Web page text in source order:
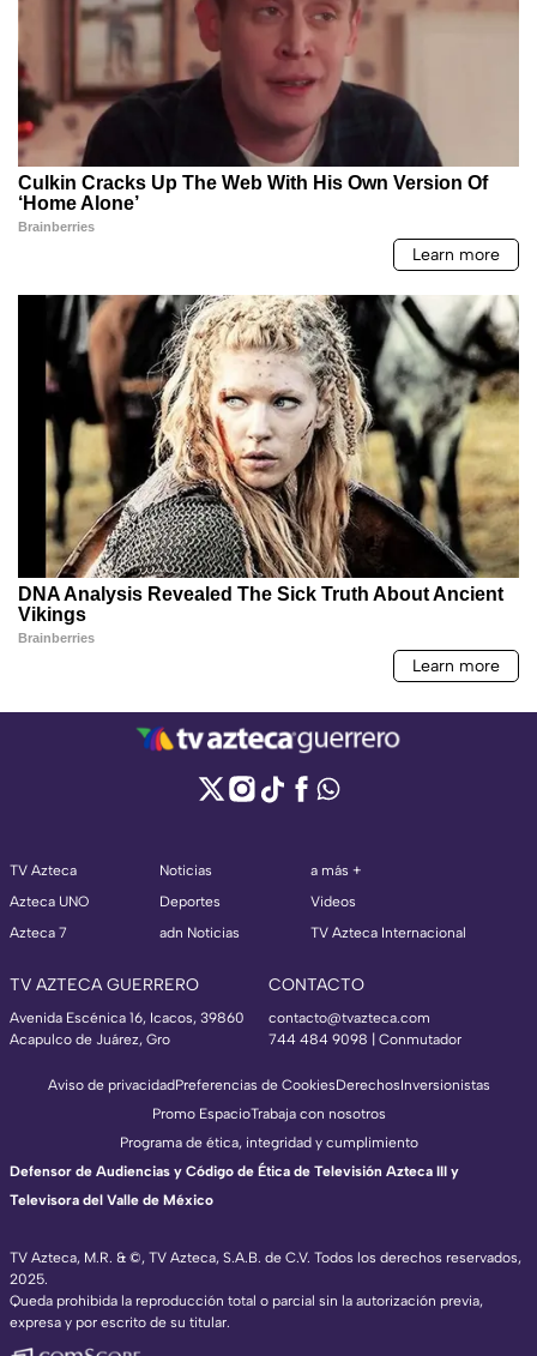
TV Azteca
Azteca UNO
Azteca 7
Noticias
Deportes
adn Noticias
a más +
Videos
TV Azteca Internacional
TV AZTECA GUERRERO
Avenida Escénica 16, Icacos, 39860
Acapulco de Juárez, Gro
CONTACTO
contacto@tvazteca.com
744 484 9098 | Conmutador
TV Azteca, M.R. & ©, TV Azteca, S.A.B. de C.V. Todos los derechos reservados,
2025.
Queda prohibida la reproducción total o parcial sin la autorización previa,
expresa y por escrito de su titular.
Aviso de privacidadPreferencias de CookiesDerechosInversionistas
Promo EspacioTrabaja con nosotros
Programa de ética, integridad y cumplimiento
Defensor de Audiencias y Código de Ética de Televisión Azteca III y
Televisora del Valle de México